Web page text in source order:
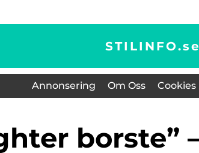
STILINFO.se
Annonsering Om Oss Cookies